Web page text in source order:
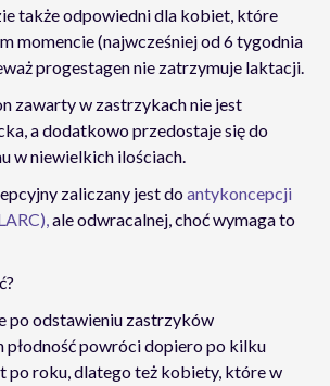
także odpowiedni dla kobiet, które
momencie (najwcześniej od 6 tygodnia
progestagen nie zatrzymuje laktacji.
zawarty w zastrzykach nie jest
a dodatkowo przedostaje się do
w niewielkich ilościach.
zaliczany jest doantykoncepcji
ale odwracalnej, choć wymaga to
po odstawieniu zastrzyków
płodność powróci dopiero po kilku
po roku, dlatego też kobiety, które w